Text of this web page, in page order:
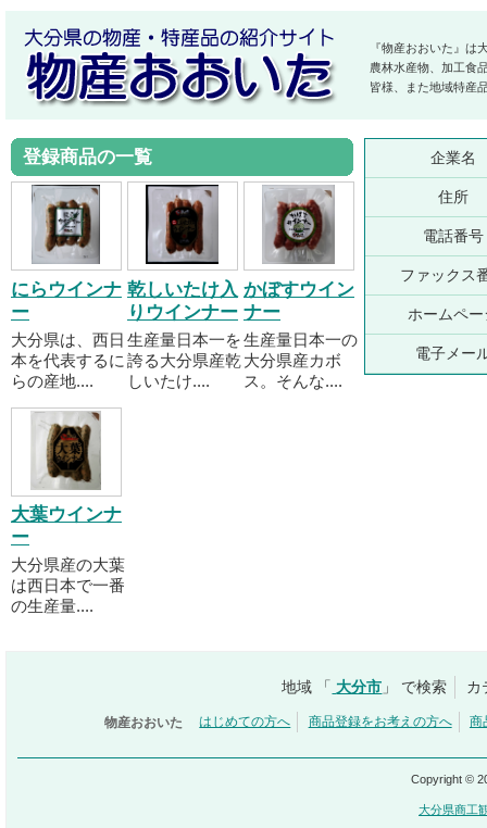
『物産おおいた』は
農林水産物、加工食
皆様、また地域特産
登録商品の一覧
にらウインナ
ー
大分県は、西日
本を代表するに
らの産地....
乾しいたけ入
りウインナー
生産量日本一を
誇る大分県産乾
しいたけ....
かぼすウイン
ナー
生産量日本一の
大分県産カボ
ス。そんな....
大葉ウインナ
ー
大分県産の大葉
は西日本で一番
の生産量....
企業名
住所
電話番号
ファックス
ホームペー
電子メー
地域 「 大分市 」 で検索 カ
物産おおいた はじめての方へ 商品登録をお考えの方へ 商
Copyright ©
大分県商工